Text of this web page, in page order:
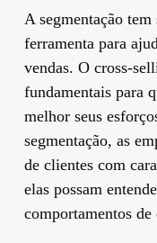
A segmentação
ferramenta para
vendas. O cross-
fundamentais para
melhor seus
segmentação, as
de clientes com
elas possam
comportamentos de